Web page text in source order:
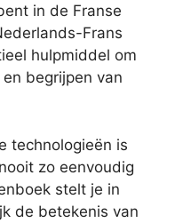
in de Franse
Frans
hulpmiddel om
begrijpen van
technologieën is
zo eenvoudig
stelt je in
de betekenis van